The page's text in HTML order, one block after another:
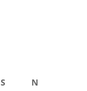
S
N